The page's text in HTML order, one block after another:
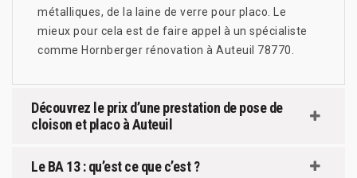
métalliques, de la laine de verre pour placo. Le
mieux pour cela est de faire appel à un spécialiste
comme Hornberger rénovation à Auteuil 78770.
Découvrez le prix d’une prestation de pose de
cloison et placo à Auteuil
Le BA 13 : qu’est ce que c’est ?